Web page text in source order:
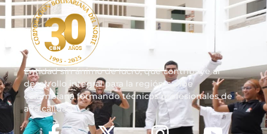
Entidad sin ánimo de lucro, que contribuye al
desarrollo integral para la región caribe
colombiana formando técnicos profesionales de
alta calidad.